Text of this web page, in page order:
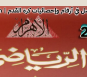
koraapedia